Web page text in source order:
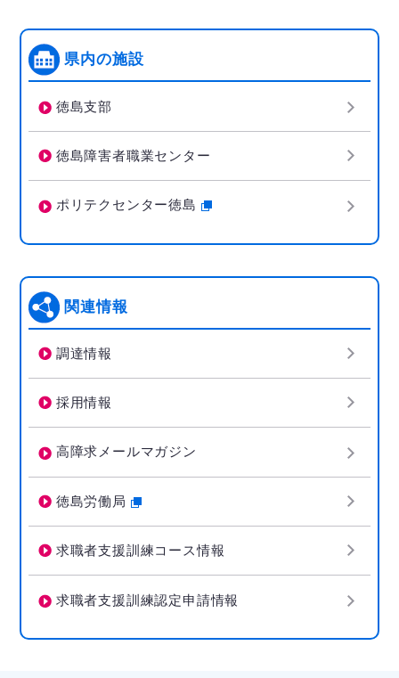
県内の施設
徳島支部
徳島障害者職業センター
ポリテクセンター徳島
関連情報
調達情報
採用情報
高障求メールマガジン
徳島労働局
求職者支援訓練コース情報
求職者支援訓練認定申請情報